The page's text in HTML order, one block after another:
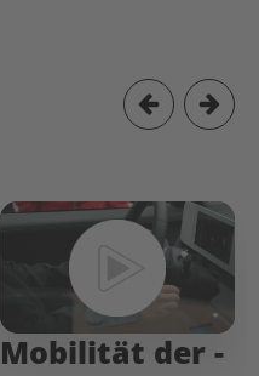
Mobilität­ der­ ­